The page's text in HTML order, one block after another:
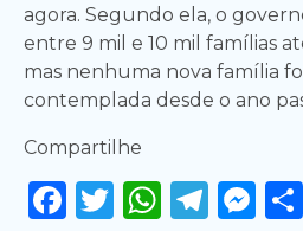
agora. Segundo ela, o
entre 9 mil e 10 mil famílias
mas nenhuma nova família
contemplada desde o ano
Compartilhe
Facebook
Twitter